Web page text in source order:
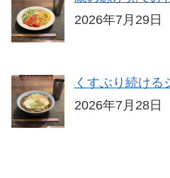
2026年7月29日
くすぶり続ける
2026年7月28日